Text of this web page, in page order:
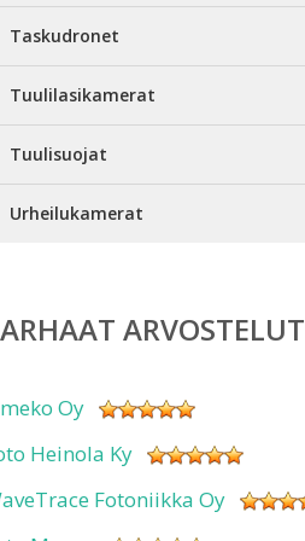
Taskudronet
Tuulilasikamerat
Tuulisuojat
Urheilukamerat
ARVOSTELUT
Oy
Heinola Ky
Fotoniikka Oy